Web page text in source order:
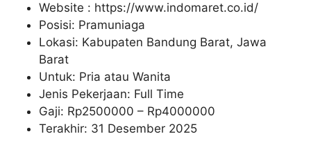
Website : https://www.indomaret.co.id/
Posisi: Pramuniaga
Lokasi: Kabupaten Bandung Barat, Jawa
Barat
Untuk: Pria atau Wanita
Jenis Pekerjaan: Full Time
Gaji: Rp2500000 – Rp4000000
Terakhir: 31 Desember 2025